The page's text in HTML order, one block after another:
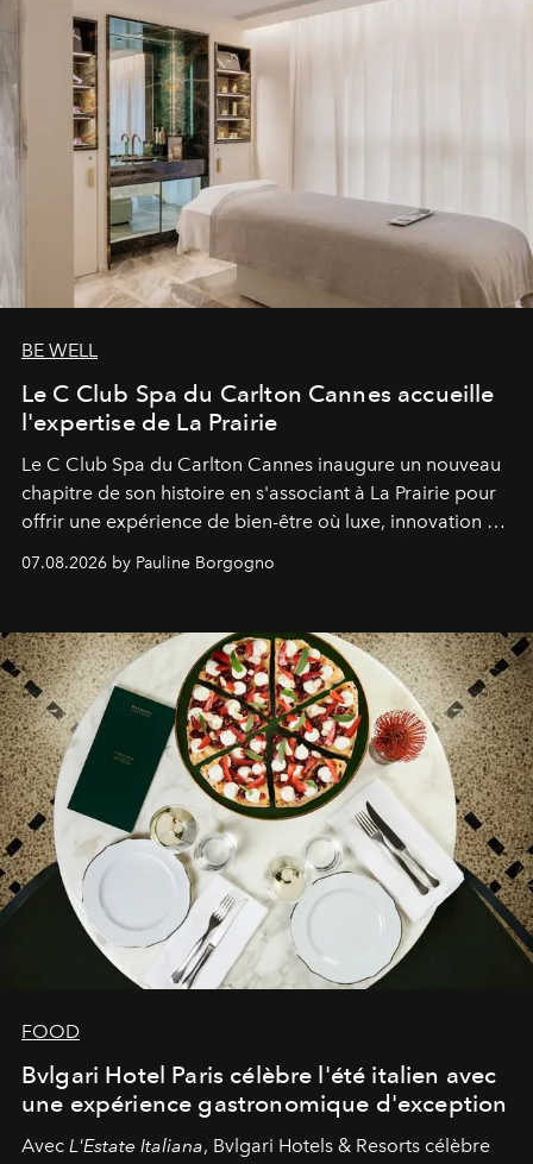
BE WELL
Le C Club Spa du Carlton Cannes accueille
l'expertise de La Prairie
Le C Club Spa du Carlton Cannes inaugure un nouveau
chapitre de son histoire en s'associant à La Prairie pour
offrir une expérience de bien-être où luxe, innovation et
expertise se rencontrent.
07.08.2026 by Pauline Borgogno
FOOD
Bvlgari Hotel Paris célèbre l'été italien avec
une expérience gastronomique d'exception
Avec L'Estate Italiana, Bvlgari Hotels & Resorts célèbre